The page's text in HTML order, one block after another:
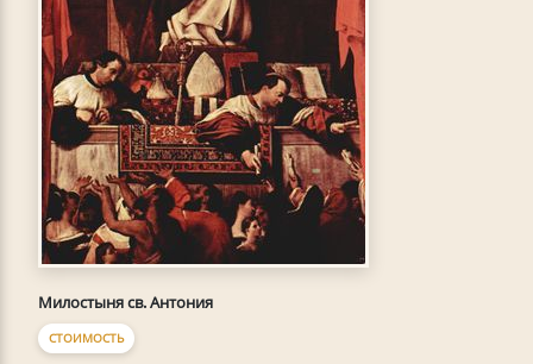
Милостыня св. Антония
СТОИМОСТЬ